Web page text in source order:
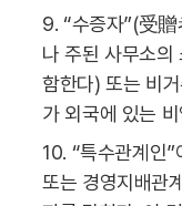
9. “수증자”(受贈
나 주된 사무소의
함한다) 또는 비
가 외국에 있는
10. “특수관계인
또는 경영지배관